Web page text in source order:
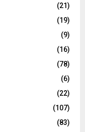
(21)
(19)
(9)
(16)
(78)
(6)
(22)
(107)
(83)